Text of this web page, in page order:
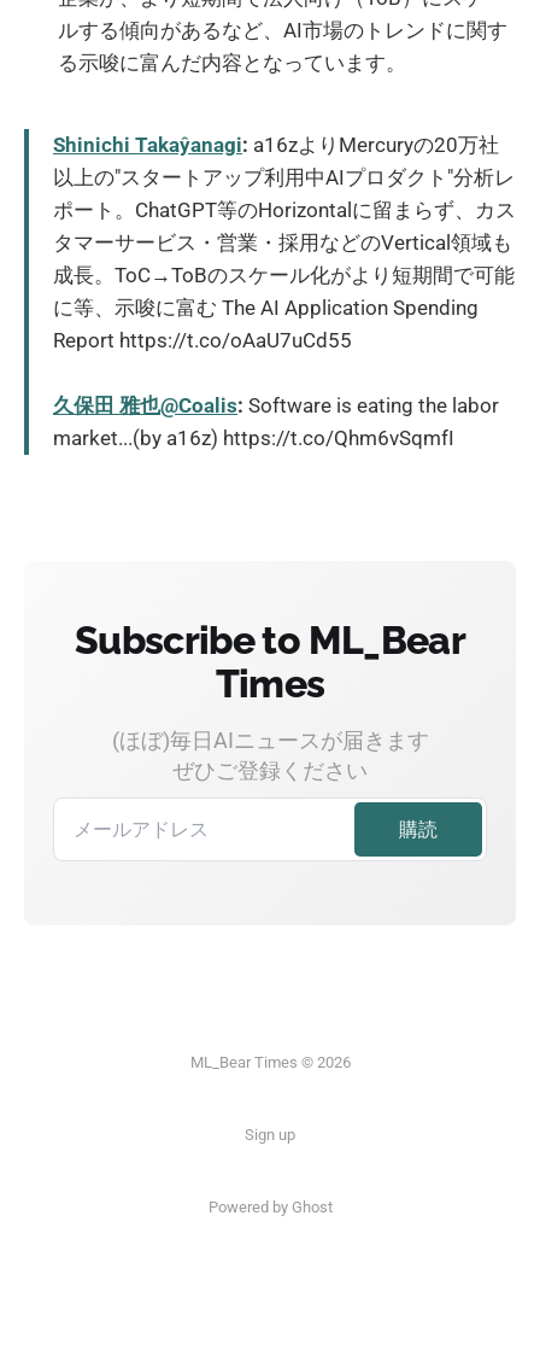
ルする傾向があるなど、AI市場のトレンドに関す
る示唆に富んだ内容となっています。
Shinichi Takaŷanagi: a16zよりMercuryの20万社
以上の"スタートアップ利用中AIプロダクト"分析レ
ポート。ChatGPT等のHorizontalに留まらず、カス
タマーサービス・営業・採用などのVertical領域も
成長。ToC→ToBのスケール化がより短期間で可能
に等、示唆に富む The AI Application Spending
Report https://t.co/oAaU7uCd55
久保田 雅也@Coalis: Software is eating the labor
market...(by a16z) https://t.co/Qhm6vSqmfI
Subscribe to ML_Bear
Times
(ほぼ)毎日AIニュースが届きます
ぜひご登録ください
ML_Bear Times © 2026
Sign up
Powered by Ghost